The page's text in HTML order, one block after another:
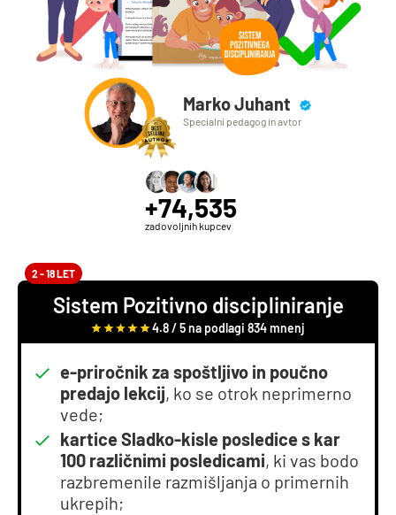
Marko Juhant
Specialni pedagog in avtor
+74,535
zadovoljnih kupcev
2 - 18 LET
Sistem Pozitivno discipliniranje
4.8 / 5 na podlagi 834 mnenj
e-priročnik za spoštljivo in poučno
predajo lekcij, ko se otrok neprimerno
vede;
kartice Sladko-kisle posledice s kar
100 različnimi posledicami, ki vas bodo
razbremenile razmišljanja o primernih
ukrepih;